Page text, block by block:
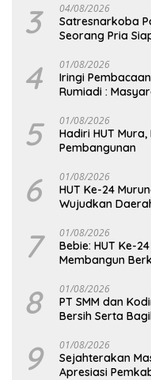
3 04/08/2026
Satresnarkoba
Seorang Pria
4 01/08/2026
Iringi
Rumiadi : Masyarakat
5 01/08/2026
Hadiri HUT
Pembangunan
6 01/08/2026
HUT Ke-24
Wujudkan
7 01/08/2026
Bebie: HUT Ke-
Membangun
8 01/08/2026
PT SMM dan
Bersih Serta
9 01/08/2026
Sejahterakan
Apresiasi